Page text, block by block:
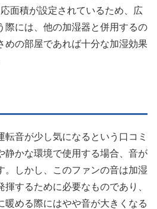
面積が設定されているため、広
際には、他の加湿器と併用するの
めの部屋であれば十分な加湿効果
転音が少し気になるという口コミ
静かな環境で使用する場合、音が
。しかし、このファンの音は加湿
するために必要なものであり、
暖める際にはやや音が大きくなる